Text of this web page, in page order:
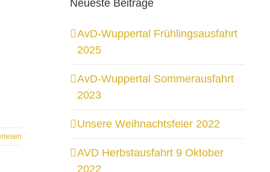
Neueste Beiträge
AvD-Wuppertal Frühlingsausfahrt
2025
AvD-Wuppertal Sommerausfahrt
2023
Unsere Weihnachtsfeier 2022
AVD Herbstausfahrt 9 Oktober
2022